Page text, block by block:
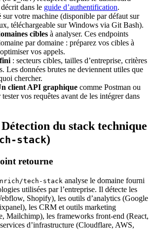
dans le guide d’authentification.
sur votre machine (disponible par défaut sur
téléchargeable sur Windows via Git Bash).
cibles à analyser. Ces endpoints
par domaine : préparez vos cibles à
vos appels.
: secteurs cibles, tailles d’entreprise, critères
Les données brutes ne deviennent utiles que
chercher.
client API graphique comme Postman ou
vos requêtes avant de les intégrer dans
du stack technique
stack)
retourne
tech-stack analyse le domaine fourni
utilisées par l’entreprise. Il détecte les
Shopify), les outils d’analytics (Google
les CRM et outils marketing
Mailchimp), les frameworks front-end (React,
d’infrastructure (Cloudflare, AWS,